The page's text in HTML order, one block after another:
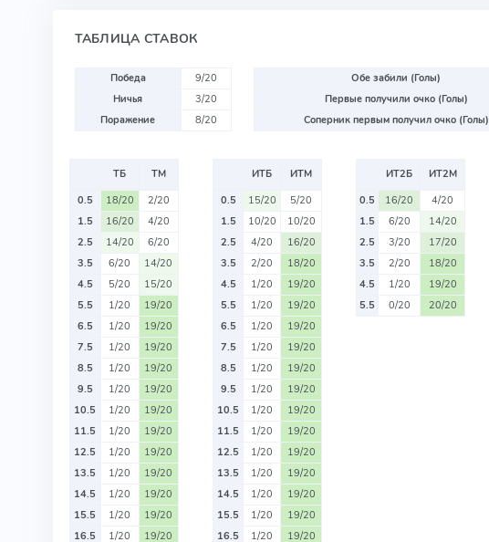
ТАБЛИЦА СТАВОК
Победа
9/20
Ничья
3/20
Поражение
8/20
Обе забили (Голы)
Первые получили очко (Голы)
Соперник первым получил очко (Голы)
ТБ
ТМ
0.5
18/20
2/20
1.5
16/20
4/20
2.5
14/20
6/20
3.5
6/20
14/20
4.5
5/20
15/20
5.5
1/20
19/20
6.5
1/20
19/20
7.5
1/20
19/20
8.5
1/20
19/20
9.5
1/20
19/20
10.5
1/20
19/20
11.5
1/20
19/20
12.5
1/20
19/20
13.5
1/20
19/20
14.5
1/20
19/20
15.5
1/20
19/20
16.5
1/20
19/20
ИТБ
ИТМ
0.5
15/20
5/20
1.5
10/20
10/20
2.5
4/20
16/20
3.5
2/20
18/20
4.5
1/20
19/20
5.5
1/20
19/20
6.5
1/20
19/20
7.5
1/20
19/20
8.5
1/20
19/20
9.5
1/20
19/20
10.5
1/20
19/20
11.5
1/20
19/20
12.5
1/20
19/20
13.5
1/20
19/20
14.5
1/20
19/20
15.5
1/20
19/20
16.5
1/20
19/20
ИТ2Б
ИТ2М
0.5
16/20
4/20
1.5
6/20
14/20
2.5
3/20
17/20
3.5
2/20
18/20
4.5
1/20
19/20
5.5
0/20 20/20